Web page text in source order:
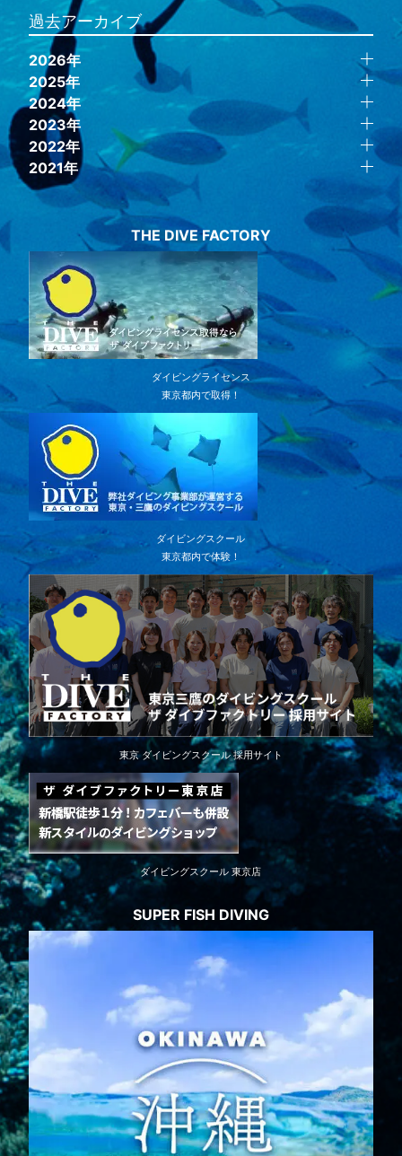
過去アーカイブ
2026年
2025年
2024年
2023年
2022年
2021年
THE DIVE FACTORY
ダイビングライセンス
東京都内で取得！
ダイビングスクール
東京都内で体験！
東京 ダイビングスクール 採用サイト
ダイビングスクール 東京店
SUPER FISH DIVING